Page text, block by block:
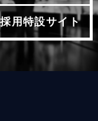
用特設サイト